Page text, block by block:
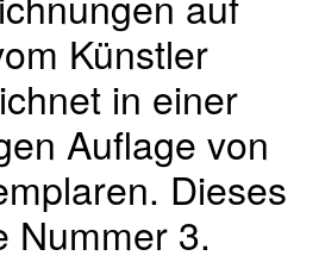
Künstler
in einer
Auflage von
Dieses
Nummer 3.